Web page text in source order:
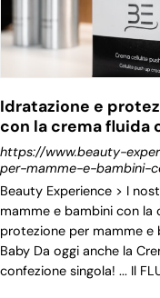
Idratazione e
con la crema fluida
https://www.beauty-
per-mamme-e-bambini-
Beauty Experience > I
mamme e bambini con la
protezione per mamme e
Baby Da oggi anche la
confezione singola! ... Il